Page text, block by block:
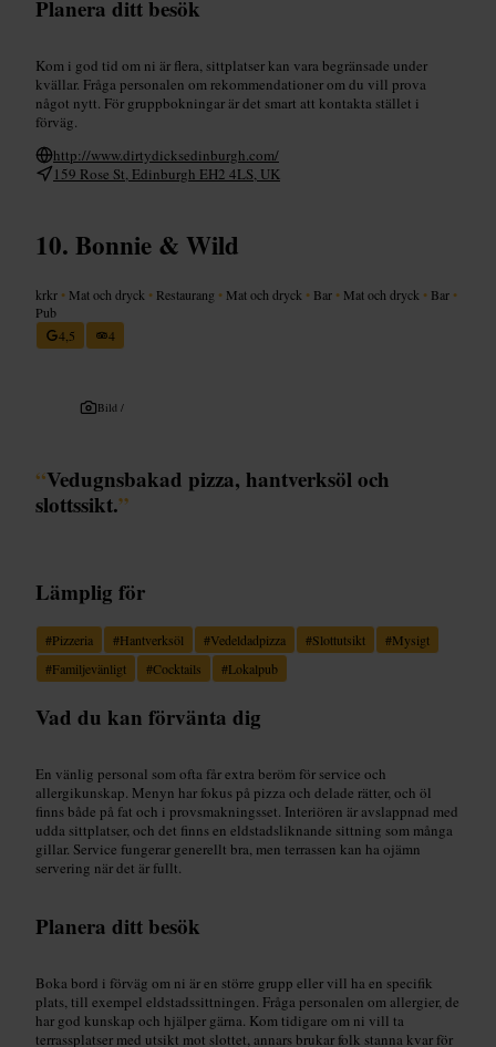
Planera ditt besök
Kom i god tid om ni är flera, sittplatser kan vara begränsade under
kvällar. Fråga personalen om rekommendationer om du vill prova
något nytt. För gruppbokningar är det smart att kontakta stället i
förväg.
http://www.dirtydicksedinburgh.com/
159 Rose St, Edinburgh EH2 4LS, UK
Bonnie & Wild
krkr • Mat och dryck • Restaurang • Mat och dryck • Bar • Mat och dryck • Bar •
Pub
4,5
4
Bild /
“Vedugnsbakad pizza, hantverksöl och
slottssikt.”
Lämplig för
#Pizzeria #Hantverksöl #Vedeldadpizza #Slottutsikt #Mysigt
#Familjevänligt #Cocktails #Lokalpub
Vad du kan förvänta dig
En vänlig personal som ofta får extra beröm för service och
allergikunskap. Menyn har fokus på pizza och delade rätter, och öl
finns både på fat och i provsmakningsset. Interiören är avslappnad med
udda sittplatser, och det finns en eldstadsliknande sittning som många
gillar. Service fungerar generellt bra, men terrassen kan ha ojämn
servering när det är fullt.
Planera ditt besök
Boka bord i förväg om ni är en större grupp eller vill ha en specifik
plats, till exempel eldstadssittningen. Fråga personalen om allergier, de
har god kunskap och hjälper gärna. Kom tidigare om ni vill ta
terrassplatser med utsikt mot slottet, annars brukar folk stanna kvar för